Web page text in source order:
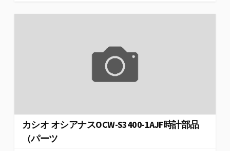
リ
カシオ オシアナスOCW-S3400-1AJF時計部品
（パーツ